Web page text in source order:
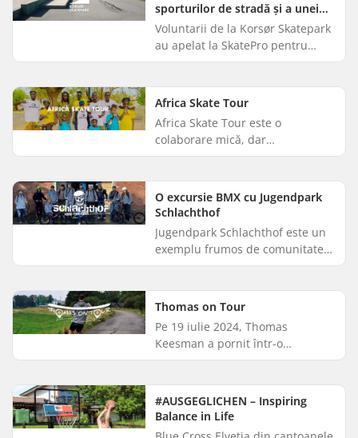
sporturilor de stradă și a unei
cauze nobile
Voluntarii de la Korsør Skatepark
au apelat la SkatePro pentru
sprijin în celebrarea lor anuală a
desfășurată ca parte a "Gadei...
Africa Skate Tour
Africa Skate Tour este o
colaborare mică, dar
semnificativă între SkatePro și
Zépé Fadialas. Zépé se află în
prezent ...
O excursie BMX cu Jugendpark
Schlachthof
Jugendpark Schlachthof este un
exemplu frumos de comunitate
culturală care creează coeziune
Schlachthof este un par...
Thomas on Tour
Pe 19 iulie 2024, Thomas
Keesman a pornit într-o
provocare incredibilă cu
el și-a propus să parcurgă
distanța de 1 02...
#AUSGEGLICHEN – Inspiring
Balance in Life